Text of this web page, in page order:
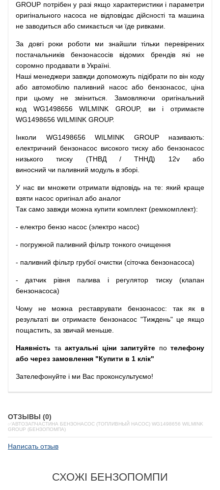
GROUP потрібен у разі якщо характеристики і параметри
оригінального насоса не відповідає дійсності та машина
не заводиться або смикається чи їде ривками
За довгі роки роботи ми знайшли тільки
перевірених
постачальників
бензонасосів відомих брендів які
не
соромно продавати в Україні.
Наші менеджери завжди допоможуть підібрати по він коду
або автомобілю паливний насос або бензонасос,
ціна
при
цьому не зміниться Замовляючи
оригінальний
код WG1498656 WILMINK GROUP, ви і отримаєте
WG1498656 WILMINK GROUP.
Інколи WG1498656 WILMINK GROUP називають:
електричний бензонасос високого тиску або бензонасос
низького
тиску (ТНВД / ТННД) 12v
або
виносний чи паливний модуль в зборі
У нас ви множети отримати відповідь на те: який краще
взяти насос оригінал або аналог
Так само завжди можна купити комплект (ремкомплект):
- електро бензо насос (электро насос)
- погружной паливний фільтр тонкого очищення
- паливний фільтр грубої очистки (сіточка бензонасоса)
- датчик рівня палива і регулятор тиску (клапан
бензонасоса)
Чому не можна реставрувати бензонасос: так як
в
результаті ви отримаєте бензонасос "Тиждень" це якщо
пощастить, за звичай меньше.
Наявність та актуальні ціни запитуйте по телефону
або через замовлення "Купити в 1 клік"
Зателефонуйте і ми Вас проконсультуємо!
ОТЗЫВЫ (0)
✅АВТОЗАПЧАСТИНА БЕНЗОНАСОС (ТОПЛИВНЫЙ НАСОС) WG1498656 WILMINK
GROUP (БЕНЗОПОМПА)
Написать отзыв
СХОЖІ БЕНЗОПОМПИ